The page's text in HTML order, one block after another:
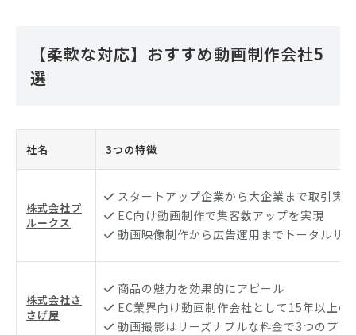
【柔軟な対応】おすすめ動画制作会社5
選
社名 3つの特徴
株式会社プ
ルークス
スタートアップ企業から大企業まで取引実
EC向け動画制作で集客数アップを実現
動画映像制作から広告運用までトータルサ
株式会社さ
さげ屋
商品の魅力を効果的にアピール
EC業界向け動画制作会社として15年以上の
動画撮影はリーズナブルな料金で3つのプラ